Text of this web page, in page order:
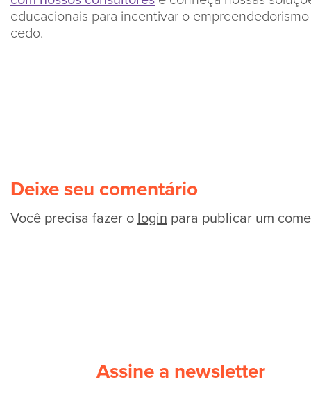
educacionais para incentivar o
cedo.
Deixe seu comentário
Você precisa fazer o login para publicar um
Assine a newsletter